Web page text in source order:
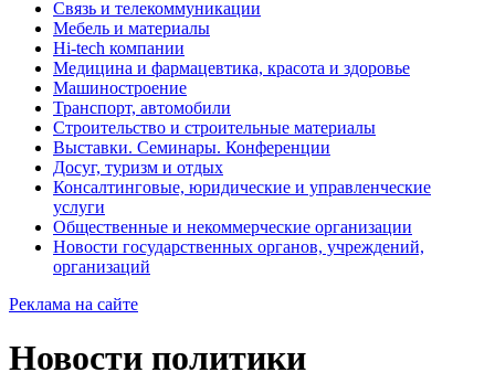
Связь и телекоммуникации
Мебель и материалы
Hi-tech компании
Медицина и фармацевтика, красота и здоровье
Машиностроение
Транспорт, автомобили
Строительство и строительные материалы
Выставки. Семинары. Конференции
Досуг, туризм и отдых
Консалтинговые, юридические и управленческие
услуги
Общественные и некоммерческие организации
Новости государственных органов, учреждений,
организаций
Реклама на сайте
Новости политики